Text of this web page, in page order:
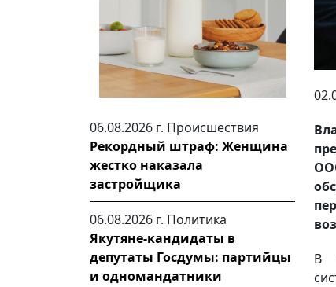
06.08.2026 г. Происшествия
Рекордный штраф: Женщина
жестко наказала
застройщика
06.08.2026 г. Политика
Якутяне-кандидаты в
депутаты Госдумы: партийцы
и одномандатники
В